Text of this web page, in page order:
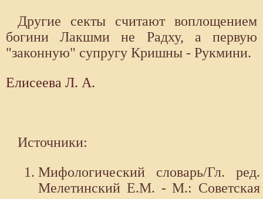
Другие секты считают воплощением
богини Лакшми не Радху, а первую
"законную" супругу Кришны - Рукмини.
Елисеева Л. А.
Источники:
Мифологический словарь/Гл. ред.
Мелетинский Е.М. - М.: Советская